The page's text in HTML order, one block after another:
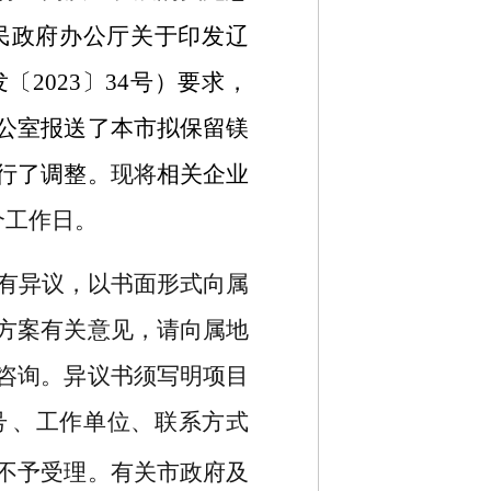
政府办公厅关于印发辽
2023〕34号）要求，
室报送了本市拟保留镁
了调整。 现将相关企业
作日 。
异议，以书面形式向属
案有关意见，请向属地
询。异议书须写明项目
、工作单位、联系方式
予受理。有关市政府及